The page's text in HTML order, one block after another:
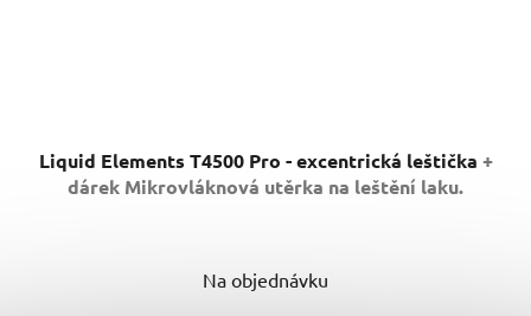
Liquid Elements T4500 Pro - excentrická leštička +
dárek Mikrovláknová utěrka na leštění laku.
Na objednávku